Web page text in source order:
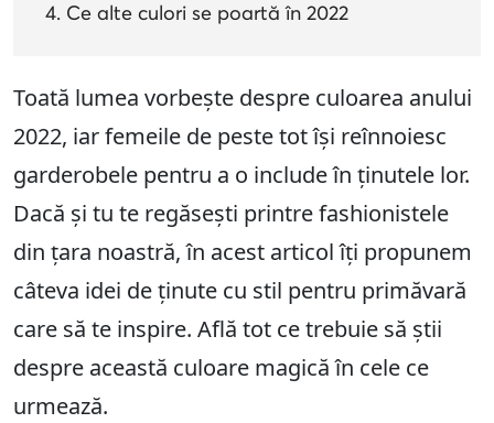
Ce alte culori se poartă în 2022
Toată lumea vorbește despre culoarea anului
2022, iar femeile de peste tot își reînnoiesc
garderobele pentru a o include în ținutele lor.
Dacă și tu te regăsești printre fashionistele
din țara noastră, în acest articol îți propunem
câteva idei de ținute cu stil pentru primăvară
care să te inspire. Află tot ce trebuie să știi
despre această culoare magică în cele ce
urmează.